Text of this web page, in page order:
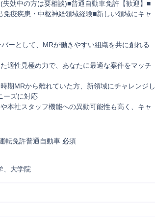
失効中の方は要相談)■普通自動車免許【歓迎】■
疫疾患・中枢神経領域経験■新しい領域にキャ
ーとして、MRが働きやすい組織を共に創れる
適性見極め力で、あなたに最適な案件をマッチ
期MRから離れていた方、新領域にチャレンジし
ーズに対応
本社スタッフ機能への異動可能性も高く、キャ
転免許普通自動車 必須
、大学院